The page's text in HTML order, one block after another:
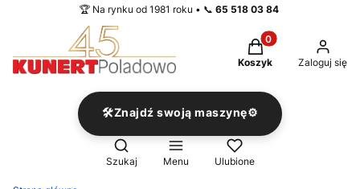
🏆 Na rynku od 1981 roku • 📞 65 518 03 84
Produkty w
Koszyk Zaloguj się
🛠️Znajdź swoją maszynę⚙️
Otwórz wyszukiwarkę
Szukaj Menu Ulubione